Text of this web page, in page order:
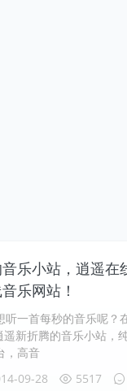
乐小站，逍遥
乐网站！
听一首每秒的音乐呢
新折腾的音乐小站，
，高音
09-28 5517